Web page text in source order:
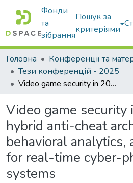
Фонди
та
зібрання
Пошук за
критеріями
Головна
Тези конференцій - 2025
Video game security in 2025: hybrid anti-cheat architectures, behavioral analytics, and lessons for real-time cyber-physical systems
Video game security
hybrid anti-cheat
behavioral analytics,
for real-time cyber-
systems